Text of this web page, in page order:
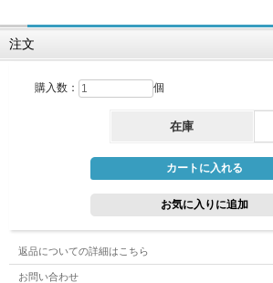
注文
購入数： 個
在庫
返品についての詳細はこちら
お問い合わせ